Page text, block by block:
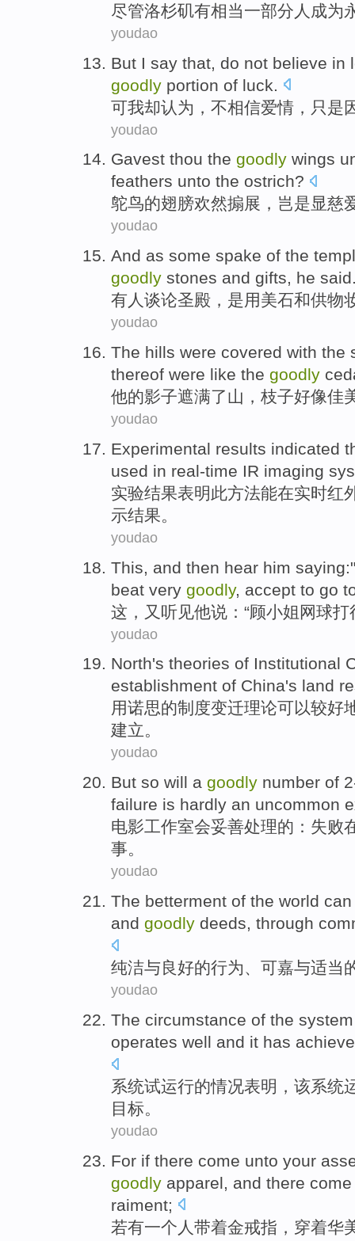
尽管洛杉矶有相当一部分 人 成为
youdao
But I say that do not believe in
goodly portion of luck
可我却认为 ， 不相信爱情 ， 只是
youdao
Gavest thou the goodly wings
feathers unto the ostrich?
鸵鸟的翅膀欢然搧展，岂是显慈
youdao
And as some spake of the
goodly stones and gifts, he
有人 谈论圣殿 ， 是用美石和供物
youdao
The hills were covered with the
thereof were like the goodly
他的影子遮满了山 ， 枝子好像佳
youdao
Experimental results indicated
used in real-time IR imaging
实验结果表明此方法能在实时红
示结果。
youdao
This and then hear him saying
beat very goodly, accept to go
这 ， 又 听见他说 ：“顾小姐 网球打
youdao
North's theories of Institutional
establishment of China's land
用诺思的制度变迁理论可以较好
建立。
youdao
But so will a goodly number of
failure is hardly an uncommon
电影工作室会妥善处理的 ： 失败
事。
youdao
The betterment of the world
and goodly deeds, through
纯洁与良好的行为、 可嘉与适当
youdao
The circumstance of the system
operates well and it has
系统试运行的情况表明 ， 该系统
目标。
youdao
For if there come unto your
goodly apparel , and there
raiment;
若有一个 人 带着金戒指 ， 穿着华